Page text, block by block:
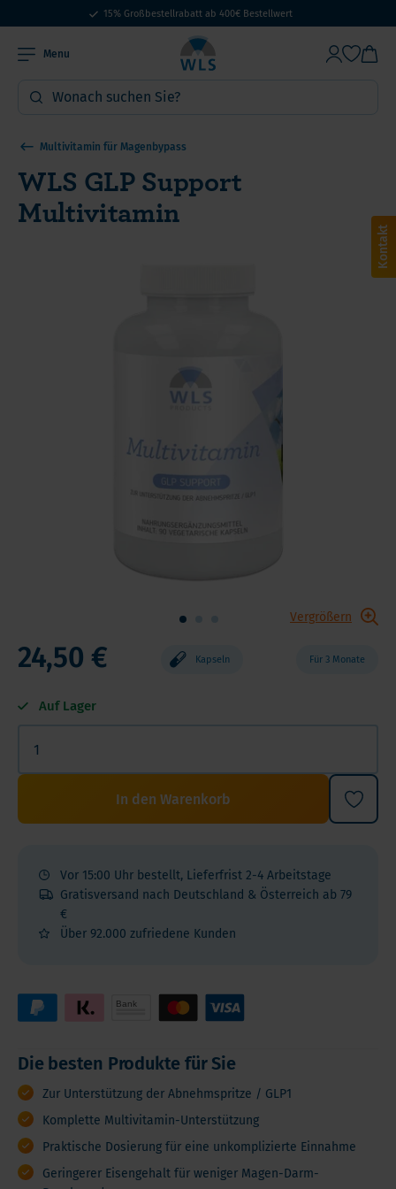
15% Großbestellrabatt ab 400€ Bestellwert
Menu
Multivitamin für Magenbypass
WLS GLP Support
Multivitamin
Vergrößern
Kapseln Für 3 Monate
24,50 €
Auf Lager
In den Warenkorb
Vor 15:00 Uhr bestellt, Lieferfrist 2-4 Arbeitstage
Gratisversand nach Deutschland & Österreich ab 79
€
Über 92.000 zufriedene Kunden
Die besten Produkte für Sie
Zur Unterstützung der Abnehmspritze / GLP1
Komplette Multivitamin-Unterstützung
Praktische Dosierung für eine unkomplizierte Einnahme
Geringerer Eisengehalt für weniger Magen-Darm-
Kontakt